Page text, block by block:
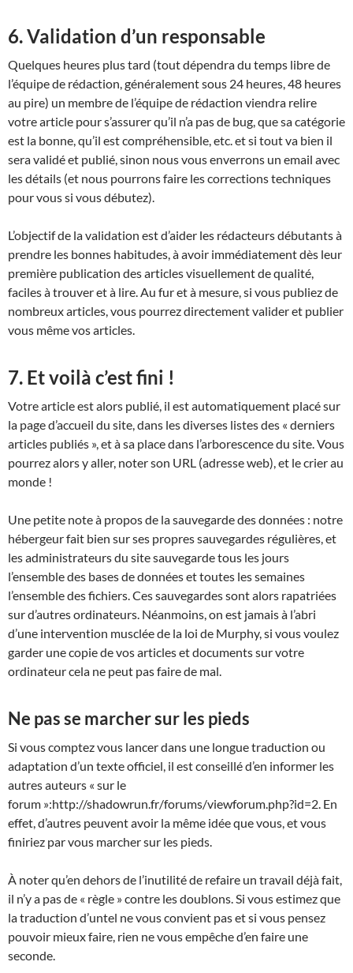
6. Validation d’un responsable
Quelques heures plus tard (tout dépendra du temps libre de
l’équipe de rédaction, généralement sous 24 heures, 48 heures
au pire) un membre de l’équipe de rédaction viendra relire
votre article pour s’assurer qu’il n’a pas de bug, que sa catégorie
est la bonne, qu’il est compréhensible, etc. et si tout va bien il
sera validé et publié, sinon nous vous enverrons un email avec
les détails (et nous pourrons faire les corrections techniques
pour vous si vous débutez).
L’objectif de la validation est d’aider les rédacteurs débutants à
prendre les bonnes habitudes, à avoir immédiatement dès leur
première publication des articles visuellement de qualité,
faciles à trouver et à lire. Au fur et à mesure, si vous publiez de
nombreux articles, vous pourrez directement valider et publier
vous même vos articles.
7. Et voilà c’est fini !
Votre article est alors publié, il est automatiquement placé sur
la page d’accueil du site, dans les diverses listes des « derniers
articles publiés », et à sa place dans l’arborescence du site. Vous
pourrez alors y aller, noter son URL (adresse web), et le crier au
monde !
Une petite note à propos de la sauvegarde des données : notre
hébergeur fait bien sur ses propres sauvegardes régulières, et
les administrateurs du site sauvegarde tous les jours
l’ensemble des bases de données et toutes les semaines
l’ensemble des fichiers. Ces sauvegardes sont alors rapatriées
sur d’autres ordinateurs. Néanmoins, on est jamais à l’abri
d’une intervention musclée de la loi de Murphy, si vous voulez
garder une copie de vos articles et documents sur votre
ordinateur cela ne peut pas faire de mal.
Ne pas se marcher sur les pieds
Si vous comptez vous lancer dans une longue traduction ou
adaptation d’un texte officiel, il est conseillé d’en informer les
autres auteurs « sur le
forum »:http://shadowrun.fr/forums/viewforum.php?id=2. En
effet, d’autres peuvent avoir la même idée que vous, et vous
finiriez par vous marcher sur les pieds.
À noter qu’en dehors de l’inutilité de refaire un travail déjà fait,
il n’y a pas de « règle » contre les doublons. Si vous estimez que
la traduction d’untel ne vous convient pas et si vous pensez
pouvoir mieux faire, rien ne vous empêche d’en faire une
seconde.